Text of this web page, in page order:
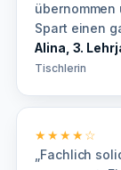
übernommen
Spart einen
Alina, 3.
Tischlerin
★★★★☆
„Fachlich